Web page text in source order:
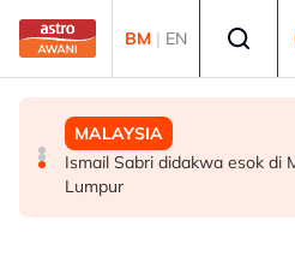
Skip to main content
BM | EN
MALAYSIA
Malaysia mula siasatan anti-
Taiwan, Vietnam -- MITI
MALAYSIA
Wanita didenda RM75,000
kepada pegawai jas
MALAYSIA
Ismail Sabri didakwa esok di
Lumpur